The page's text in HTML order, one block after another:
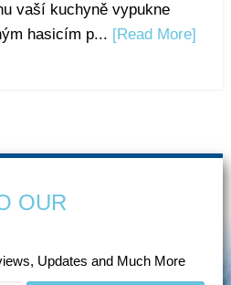
vaší kuchyně vypukne
hasicím p... [Read More]
OUR
Updates and Much More